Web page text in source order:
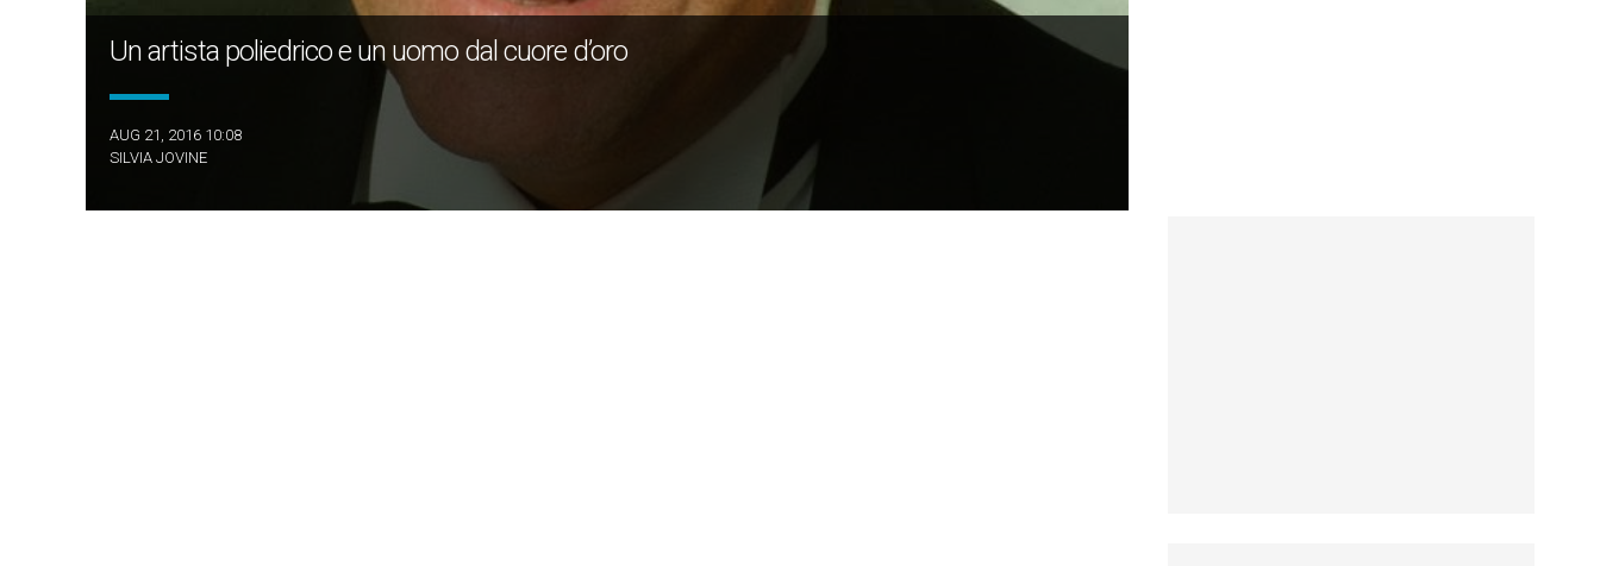
Un artista poliedrico e un uomo dal cuore d’oro
AUG 21, 2016 10:08
SILVIA JOVINE